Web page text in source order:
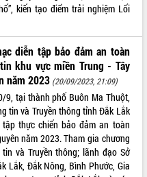
kiến tạo điểm trải nghiệm Lối
diễn tập bảo đảm an toàn
khu vực miền Trung - Tây
năm 2023 (20/09/2023, 21:09)
9, tại thành phố Buôn Ma Thuột,
tin và Truyền thông tỉnh Đắk Lắk
thực chiến bảo đảm an toàn
năm 2023. Tham gia chương
và Truyền thông; lãnh đạo Sở
Lắk, Đắk Nông, Bình Phước, Gia